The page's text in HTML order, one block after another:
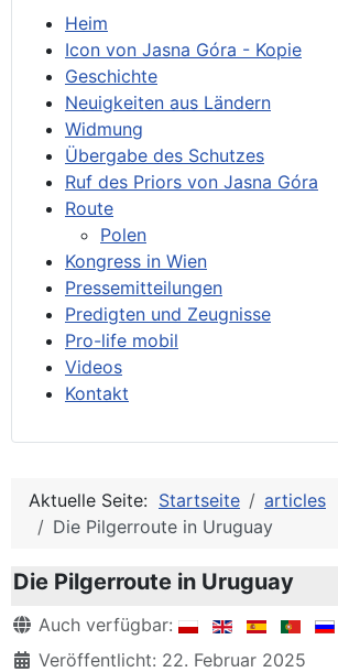
Heim
Icon von Jasna Góra - Kopie
Geschichte
Neuigkeiten aus Ländern
Widmung
Übergabe des Schutzes
Ruf des Priors von Jasna Góra
Route
Polen
Kongress in Wien
Pressemitteilungen
Predigten und Zeugnisse
Pro-life mobil
Videos
Kontakt
Aktuelle Seite: Startseite
articles
Die Pilgerroute in Uruguay
Die Pilgerroute in Uruguay
DetailsAuch verfügbar:
Veröffentlicht: 22. Februar 2025